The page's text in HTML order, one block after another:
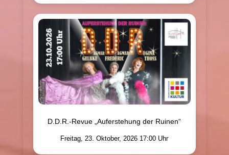
D.D.R.-Revue „Auferstehung der Ruinen“
Freitag, 23. Oktober, 2026 17:00 Uhr